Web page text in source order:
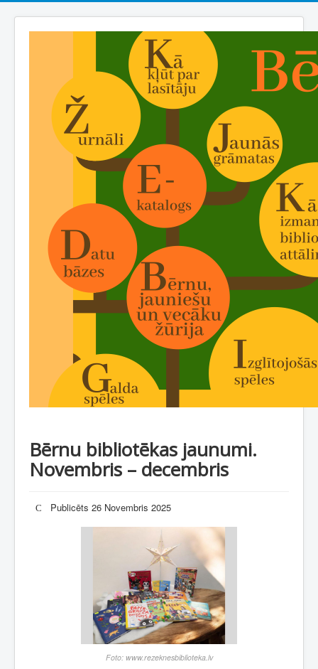
Bērnu bibliotēkas jaunumi.
Novembris – decembris
Publicēts 26 Novembris 2025
Foto: www.rezeknesbiblioteka.lv